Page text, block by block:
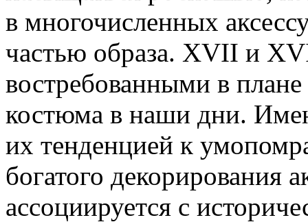
в многочисленных
частью образа. XVII и
востребованными в
костюма в наши дни.
их тенденцией к
богатого декорирования
ассоциируется с